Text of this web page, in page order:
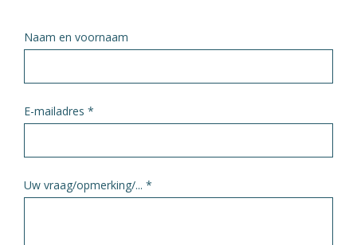
Naam en voornaam
E-mailadres *
Uw vraag/opmerking/... *